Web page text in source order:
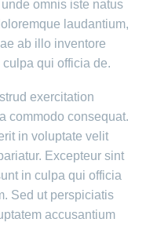
omnis iste natus
laudantium,
ab illo inventore
qui officia de.
exercitation
commodo consequat.
in voluptate velit
Excepteur sint
in culpa qui officia
Sed ut perspiciatis
accusantium